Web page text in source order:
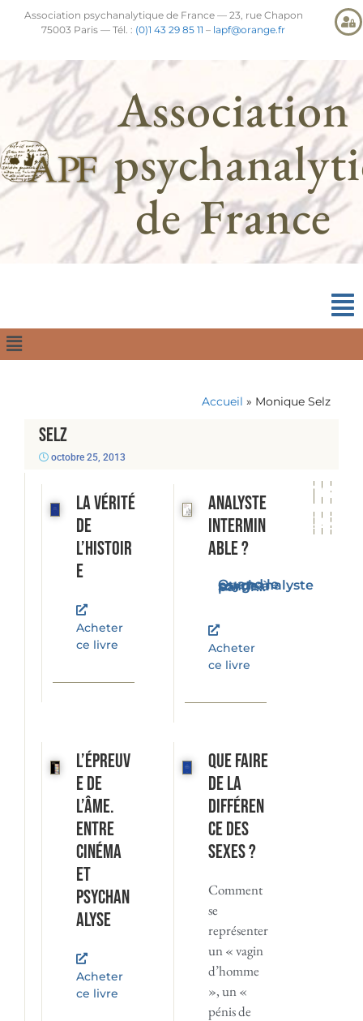
Association psychanalytique de France — 23, rue Chapon
75003 Paris — Tél. : (0)1 43 29 85 11 – lapf@orange.fr
Association
de France
Accueil » Monique Selz
Selz
octobre 25, 2013
La vérité
de
l’histoir
e
Acheter
ce livre
Analyste
intermin
able ?
Quand le psychanalyste songe à partir...
Acheter
ce livre
L’Épreuv
e de
l’âme.
Entre
cinéma
et
psychan
alyse
Acheter
ce livre
Que faire
de la
différen
ce des
sexes ?
Comment
se
représenter
un « vagin
d’homme
», un «
pénis de